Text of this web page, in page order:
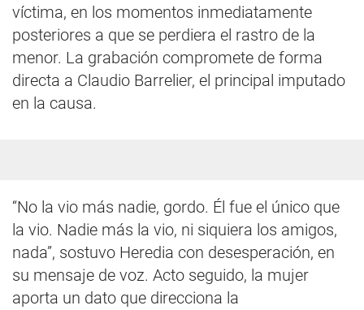
víctima, en los momentos inmediatamente
posteriores a que se perdiera el rastro de la
menor. La grabación compromete de forma
directa a Claudio Barrelier, el principal imputado
en la causa.
“No la vio más nadie, gordo. Él fue el único que
la vio. Nadie más la vio, ni siquiera los amigos,
nada”, sostuvo Heredia con desesperación, en
su mensaje de voz. Acto seguido, la mujer
aporta un dato que direcciona la